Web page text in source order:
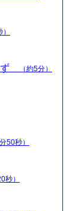
ず （約5分）
50秒）
秒）